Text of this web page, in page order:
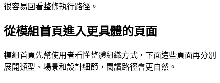
很容易回看整條執行路徑。
從模組首頁進入更具體的頁面
模組首頁先幫使用者看懂整體組織方式，下面這些頁面再分別
展開類型、場景和設計細節，閱讀路徑會更自然。